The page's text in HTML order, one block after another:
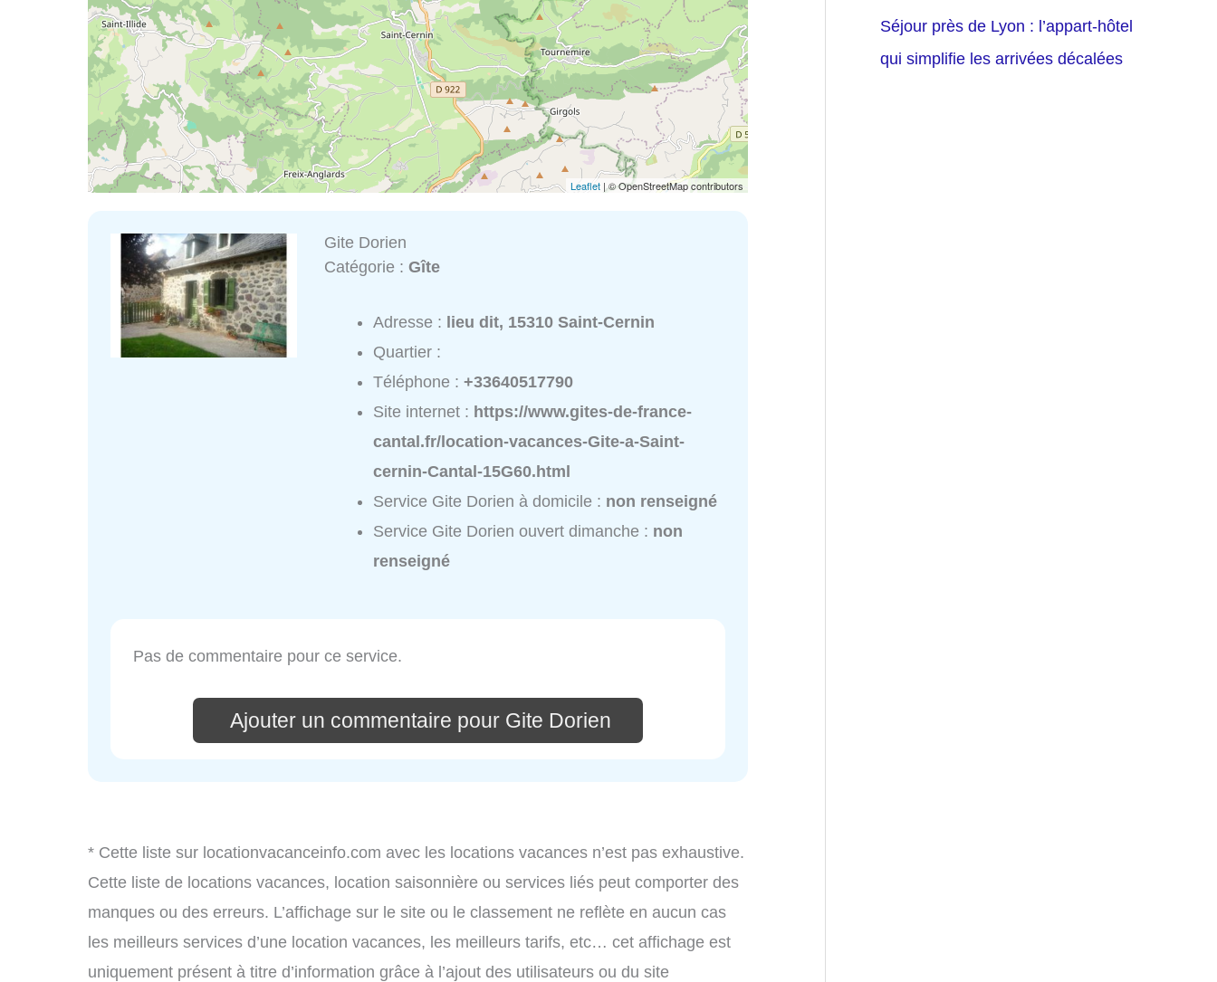
Leaflet | © OpenStreetMap contributors
Gite Dorien
Catégorie :Gîte
Adresse : lieu dit, 15310 Saint-Cernin
Quartier :
Téléphone :+33640517790
Site internet : https://www.gites-de-france-
cantal.fr/location-vacances-Gite-a-Saint-
cernin-Cantal-15G60.html
Service Gite Dorien à domicile : non renseigné
Service Gite Dorien ouvert dimanche : non
renseigné
Pas de commentaire pour ce service.
Ajouter un commentaire pour Gite Dorien
* Cette liste sur locationvacanceinfo.com avec les locations vacances n’est pas exhaustive.
Cette liste de locations vacances, location saisonnière ou services liés peut comporter des
manques ou des erreurs. L’affichage sur le site ou le classement ne reflète en aucun cas
les meilleurs services d’une location vacances, les meilleurs tarifs, etc… cet affichage est
uniquement présent à titre d’information grâce à l’ajout des utilisateurs ou du site
Séjour près de Lyon : l’appart-hôtel
qui simplifie les arrivées décalées